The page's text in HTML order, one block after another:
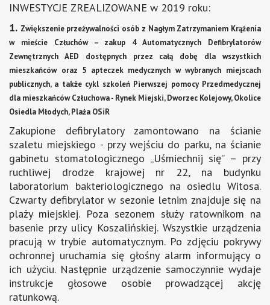
INWESTYCJE ZREALIZOWANE w 2019 roku:
1. Zwiększenie przeżywalności osób z Nagłym Zatrzymaniem Krążenia
w mieście Człuchów – zakup 4 Automatycznych Defibrylatorów
Zewnętrznych AED dostępnych przez całą dobę dla wszystkich
mieszkańców oraz 5 apteczek medycznych w wybranych miejscach
publicznych, a także cykl szkoleń Pierwszej pomocy Przedmedycznej
dla mieszkańców Człuchowa - Rynek Miejski, Dworzec Kolejowy, Okolice
Osiedla Młodych, Plaża OSiR
Zakupione defibrylatory zamontowano na ścianie
szaletu miejskiego - przy wejściu do parku, na ścianie
gabinetu stomatologicznego „Uśmiechnij się” – przy
ruchliwej drodze krajowej nr 22, na budynku
laboratorium bakteriologicznego na osiedlu Witosa.
Czwarty defibrylator w sezonie letnim znajduje się na
plaży miejskiej. Poza sezonem służy ratownikom na
basenie przy ulicy Koszalińskiej. Wszystkie urządzenia
pracują w trybie automatycznym. Po zdjęciu pokrywy
ochronnej uruchamia się głośny alarm informujący o
ich użyciu. Następnie urządzenie samoczynnie wydaje
instrukcje głosowe osobie prowadzącej akcję
ratunkową.